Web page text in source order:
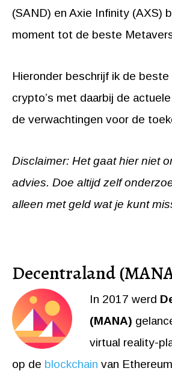
(SAND) en Axie Infinity (AXS)
moment tot de beste
Hieronder beschrijf ik de
crypto’s met daarbij de
de verwachtingen voor de
Disclaimer: Het gaat hier niet
advies. Doe altijd zelf
alleen met geld wat je kunt
Decentraland
In 2017 werd
(MANA)
virtual reality-
op de blockchain van